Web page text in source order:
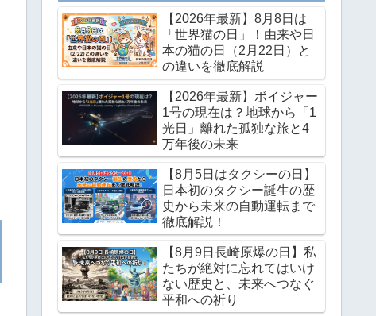
【2026年最新】8月8日は
「世界猫の日」！由来や日
本の猫の日（2月22日）と
の違いを徹底解説
【2026年最新】ボイジャー
1号の現在は？地球から「1
光日」離れた孤独な旅と4
万年後の未来
【8月5日はタクシーの日】
日本初のタクシー誕生の歴
史から未来の自動運転まで
徹底解説！
【8月9日長崎原爆の日】私
たちが絶対に忘れてはいけ
ない歴史と、未来へつなぐ
平和への祈り